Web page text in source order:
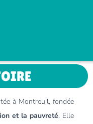
à Montreuil, fondée
et la pauvreté. Elle